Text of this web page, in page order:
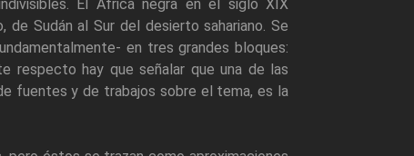
El África negra en el siglo XIX
Sudán al Sur del desierto sahariano. Se
en tres grandes bloques:
respecto hay que señalar que una de las
fuentes y de trabajos sobre el tema, es la